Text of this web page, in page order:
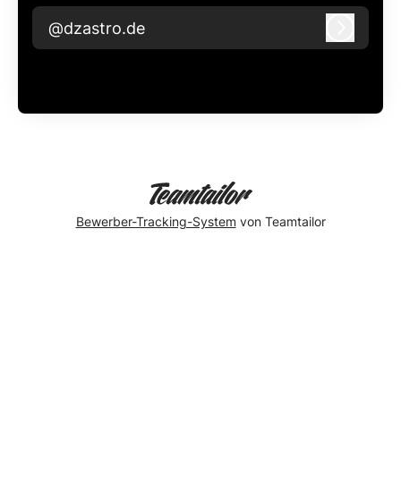
@dzastro.de
Bewerber-Tracking-System von Teamtailor